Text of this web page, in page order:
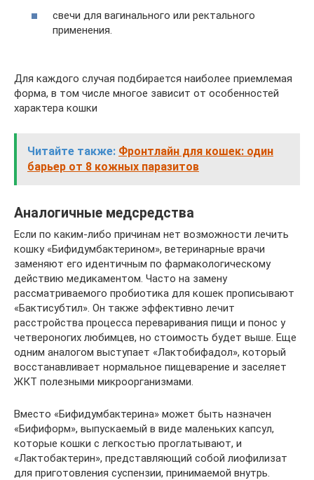
свечи для вагинального или ректального
применения.
Для каждого случая подбирается наиболее приемлемая
форма, в том числе многое зависит от особенностей
характера кошки
Читайте также: Фронтлайн для кошек: один
барьер от 8 кожных паразитов
Аналогичные медсредства
Если по каким-либо причинам нет возможности лечить
кошку «Бифидумбактерином», ветеринарные врачи
заменяют его идентичным по фармакологическому
действию медикаментом. Часто на замену
рассматриваемого пробиотика для кошек прописывают
«Бактисубтил». Он также эффективно лечит
расстройства процесса переваривания пищи и понос у
четвероногих любимцев, но стоимость будет выше. Еще
одним аналогом выступает «Лактобифадол», который
восстанавливает нормальное пищеварение и заселяет
ЖКТ полезными микроорганизмами.
Вместо «Бифидумбактерина» может быть назначен
«Бифиформ», выпускаемый в виде маленьких капсул,
которые кошки с легкостью проглатывают, и
«Лактобактерин», представляющий собой лиофилизат
для приготовления суспензии, принимаемой внутрь.